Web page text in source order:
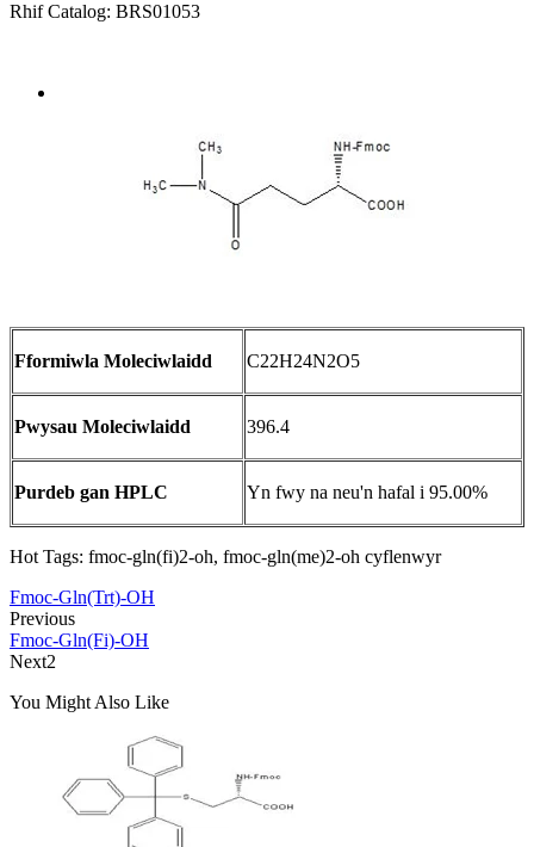
Rhif Catalog: BRS01053
Fformiwla Moleciwlaidd C22H24N2O5
Pwysau Moleciwlaidd 396.4
Purdeb gan HPLC Yn fwy na neu'n hafal i 95.00%
Hot Tags: fmoc-gln(fi)2-oh, fmoc-gln(me)2-oh cyflenwyr
Fmoc-Gln(Trt)-OH
Previous
Fmoc-Gln(Fi)-OH
Next2
You Might Also Like